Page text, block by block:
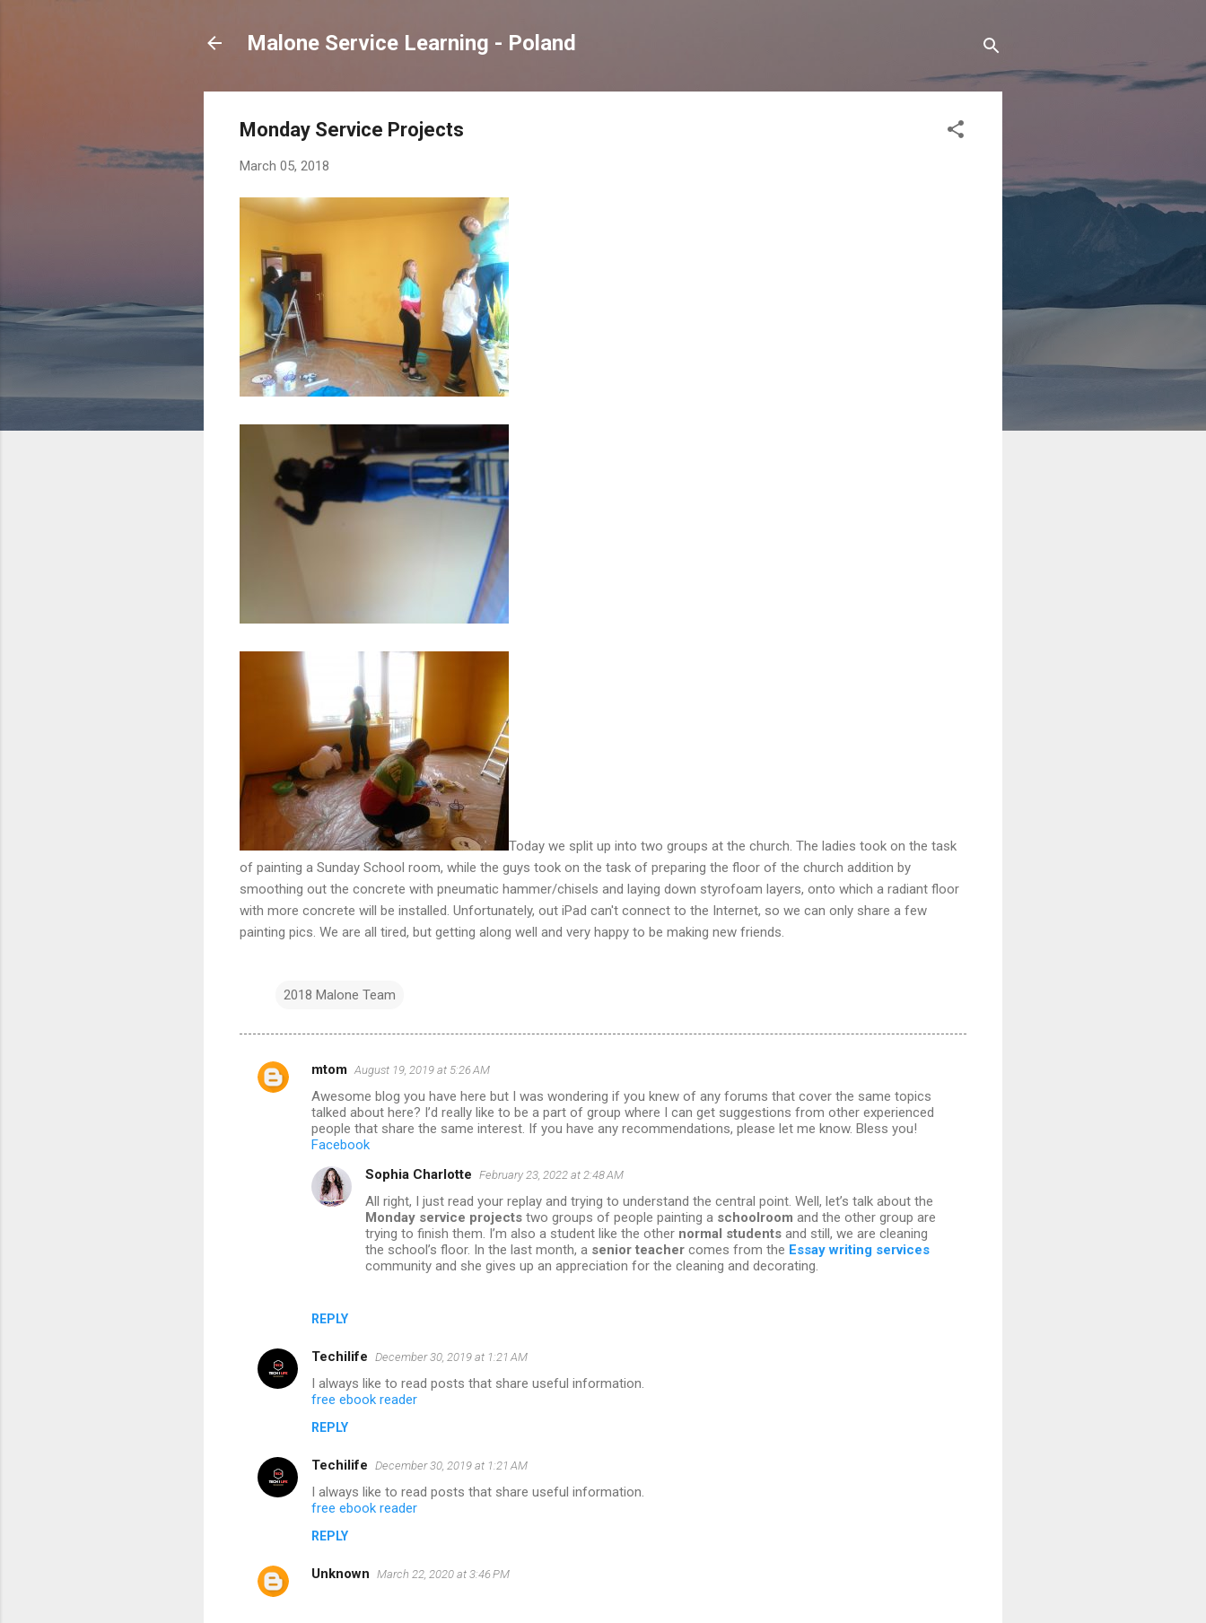
Malone Service Learning - Poland
Monday Service Projects
March 05, 2018
Today we split up into two groups at the church. The ladies took on the task
of painting a Sunday School room, while the guys took on the task of preparing the floor of the church addition by
smoothing out the concrete with pneumatic hammer/chisels and laying down styrofoam layers, onto which a radiant floor
with more concrete will be installed. Unfortunately, out iPad can't connect to the Internet, so we can only share a few
painting pics. We are all tired, but getting along well and very happy to be making new friends.
2018 Malone Team
C
mtom August 19, 2019 at 5:26 AM
Awesome blog you have here but I was wondering if you knew of any forums that cover the same topics
talked about here? I’d really like to be a part of group where I can get suggestions from other experienced
people that share the same interest. If you have any recommendations, please let me know. Bless you!
Facebook
REPLY
Sophia Charlotte February 23, 2022 at 2:48 AM
All right, I just read your replay and trying to understand the central point. Well, let’s talk about the
Monday service projects two groups of people painting a schoolroom and the other group are
trying to finish them. I’m also a student like the other normal students and still, we are cleaning
the school’s floor. In the last month, a senior teacher comes from the Essay writing services
community and she gives up an appreciation for the cleaning and decorating.
Techilife December 30, 2019 at 1:21 AM
I always like to read posts that share useful information.
free ebook reader
REPLY
Techilife December 30, 2019 at 1:21 AM
I always like to read posts that share useful information.
free ebook reader
REPLY
Unknown March 22, 2020 at 3:46 PM